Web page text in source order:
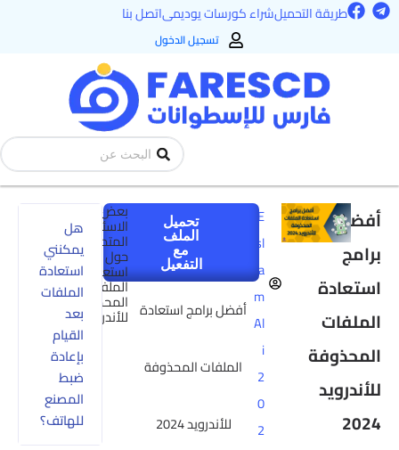
طريقة التحميلشراء كورسات يوديمىاتصل بنا T
e
F
a تسجيل الدخول
Search
أفضل
برامج
استعادة
الملفات
المحذوفة
للأندرويد
2024
sl
m
Al
تحميل
الملف
مع
التفعيل
أفضل برامج استعادة
الملفات المحذوفة
للأندرويد 2024
بعض
الاسئلة
المتداولة
حول
استعادة
الملفات
المحذوفة
للأندرويد
هل
يمكنني
استعادة
الملفات
بعد
القيام
بإعادة
ضبط
المصنع
للهاتف؟